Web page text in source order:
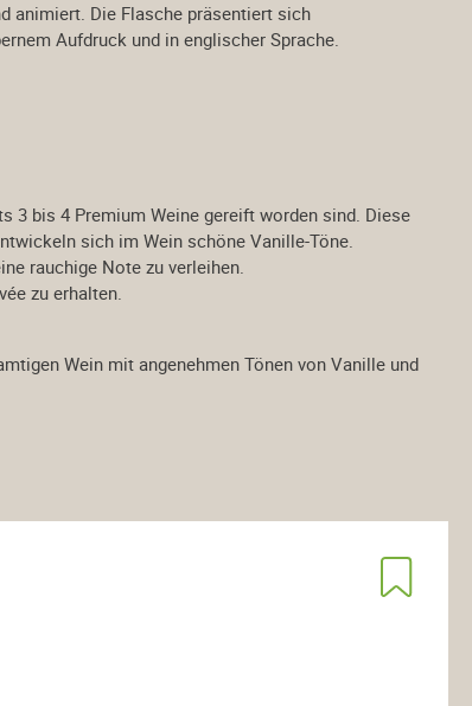
animiert. Die Flasche präsentiert sich
Aufdruck und in englischer Sprache.
3 bis 4 Premium Weine gereift worden sind. Diese
sich im Wein schöne Vanille-Töne.
rauchige Note zu verleihen.
zu erhalten.
Wein mit angenehmen Tönen von Vanille und